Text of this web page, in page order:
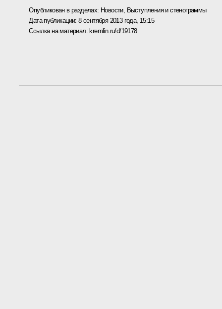
Опубликован в разделах: Новости, Выступления и стенограммы
Дата публикации:8 сентября 2013 года, 15:15
Ссылка на материал: kremlin.ru/d/19178